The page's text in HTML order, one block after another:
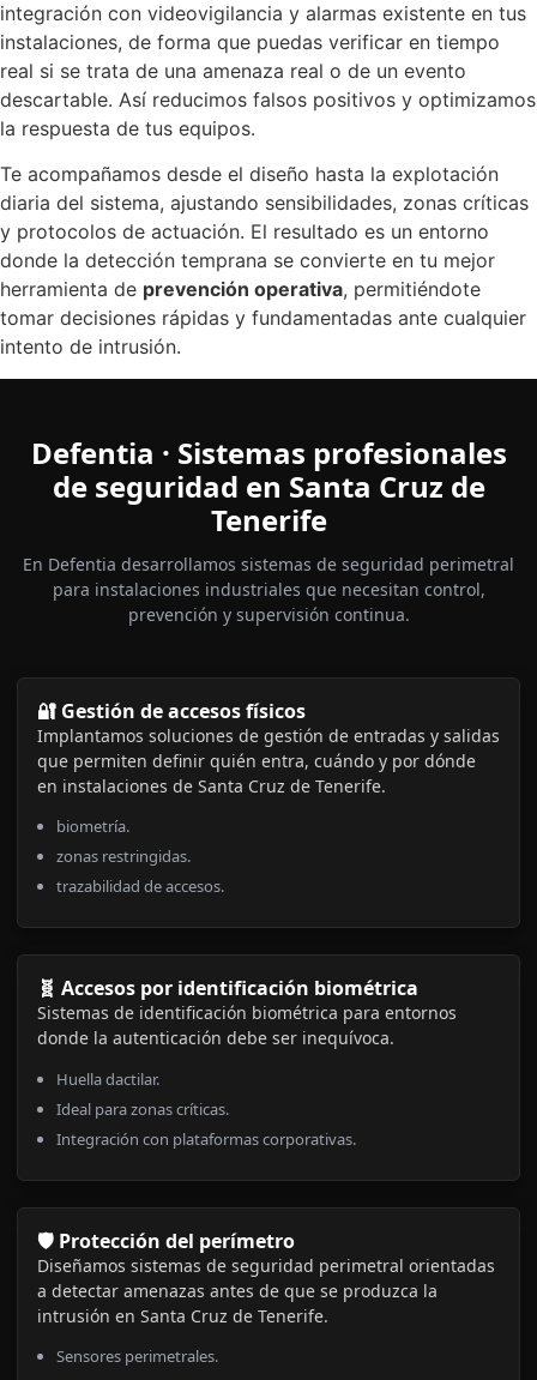
integración con videovigilancia y alarmas existente en tus
instalaciones, de forma que puedas verificar en tiempo
real si se trata de una amenaza real o de un evento
descartable. Así reducimos falsos positivos y optimizamos
la respuesta de tus equipos.
Te acompañamos desde el diseño hasta la explotación
diaria del sistema, ajustando sensibilidades, zonas críticas
y protocolos de actuación. El resultado es un entorno
donde la detección temprana se convierte en tu mejor
herramienta de prevención operativa, permitiéndote
tomar decisiones rápidas y fundamentadas ante cualquier
intento de intrusión.
Defentia · Sistemas profesionales
de seguridad en Santa Cruz de
Tenerife
En Defentia desarrollamos sistemas de seguridad perimetral
para instalaciones industriales que necesitan control,
prevención y supervisión continua.
🔐 Gestión de accesos físicos
Implantamos soluciones de gestión de entradas y salidas
que permiten definir quién entra, cuándo y por dónde
en instalaciones de Santa Cruz de Tenerife.
biometría.
zonas restringidas.
trazabilidad de accesos.
🧬 Accesos por identificación biométrica
Sistemas de identificación biométrica para entornos
donde la autenticación debe ser inequívoca.
Huella dactilar.
Ideal para zonas críticas.
Integración con plataformas corporativas.
🛡️ Protección del perímetro
Diseñamos sistemas de seguridad perimetral orientadas
a detectar amenazas antes de que se produzca la
intrusión en Santa Cruz de Tenerife.
Sensores perimetrales.